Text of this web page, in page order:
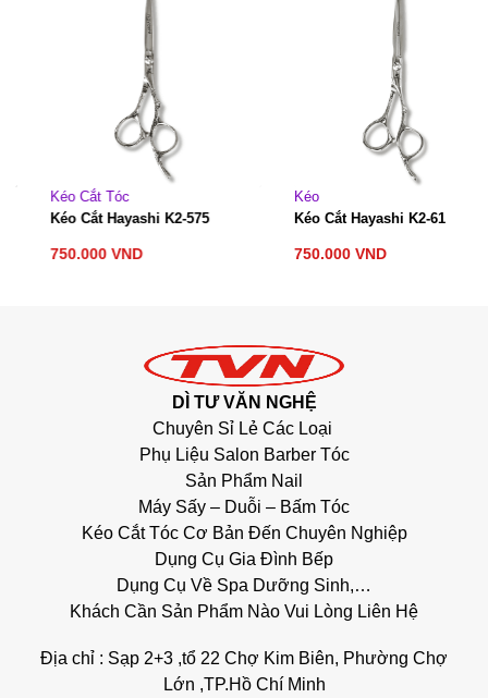
Kéo Cắt Tóc
Kéo Cắt Hayashi K2-575
750.000VND
Kéo Cắt Hayashi K2-61
750.000VND
DÌ TƯ VĂN NGHỆ
Chuyên Sỉ Lẻ Các Loại
Phụ Liệu Salon Barber Tóc
Sản Phẩm Nail
Máy Sấy – Duỗi – Bấm Tóc
Kéo Cắt Tóc Cơ Bản Đến Chuyên Nghiệp
Dụng Cụ Gia Đình Bếp
Dụng Cụ Về Spa Dưỡng Sinh,…
Khách Cần Sản Phẩm Nào Vui Lòng Liên Hệ
Địa chỉ : Sạp 2+3 ,tổ 22 Chợ Kim Biên, Phường Chợ
Lớn ,TP.Hồ Chí Minh